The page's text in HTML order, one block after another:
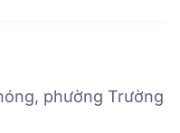
phường Trường